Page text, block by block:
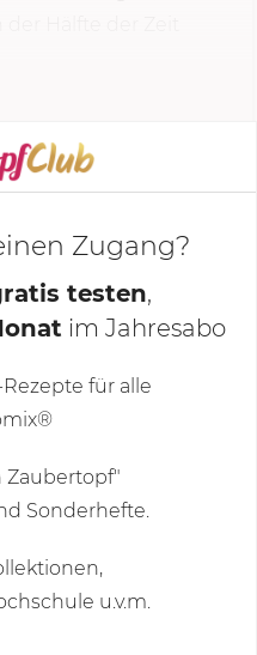
STARTEN
Zugang?
testen,
im Jahresabo
für alle
Zaubertopf"
Sonderhefte.
u.v.m.